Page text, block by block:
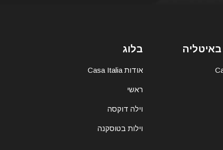
בלוג
אודות Casa Italia
ראשי
וילה דוקסה
וילות בטוסקנה